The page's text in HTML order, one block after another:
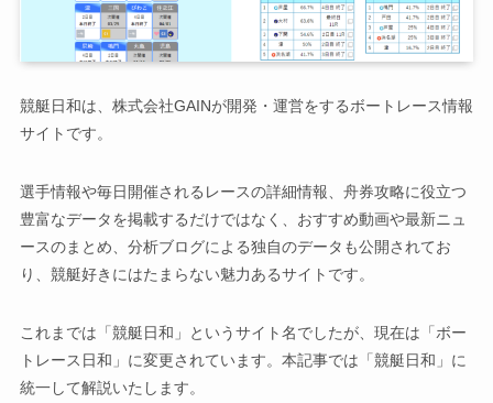
競艇日和は、株式会社GAINが開発・運営をするボートレース情報
サイトです。
選手情報や毎日開催されるレースの詳細情報、舟券攻略に役立つ
豊富なデータを掲載するだけではなく、おすすめ動画や最新ニュ
ースのまとめ、分析ブログによる独自のデータも公開されてお
り、競艇好きにはたまらない魅力あるサイトです。
これまでは「競艇日和」というサイト名でしたが、現在は「ボー
トレース日和」に変更されています。本記事では「競艇日和」に
統一して解説いたします。